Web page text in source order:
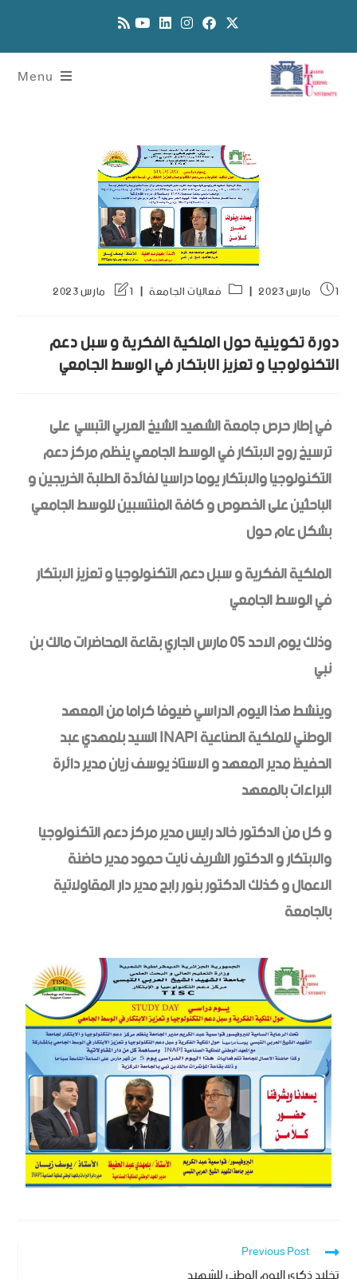
Menu
1 مارس 2023 فعاليات الجامعة 1 مارس 2023
دورة تكوينية حول الملكية الفكرية و سبل دعم
التكنولوجيا و تعزيز الابتكار في الوسط الجامعي
في إطار حرص جامعة الشهيد الشيخ العربي التبسي على
ترسيخ روح الابتكار في الوسط الجامعي ينظم مركز دعم
التكنولوجيا والابتكار يوما دراسيا لفائدة الطلبة الخريجين و
الباحثين على الخصوص و كافة المنتسبين للوسط الجامعي
بشكل عام حول
الملكية الفكرية و سبل دعم التكنولوجيا و تعزيز الابتكار
في الوسط الجامعي
وذلك يوم الاحد 05 مارس الجاري بقاعة المحاضرات مالك بن
نبي
وينشط هذا اليوم الدراسي ضيوفا كراما من المعهد
الوطني للملكية الصناعية INAPI السيد بلمهدي عبد
الحفيظ مدير المعهد و الاستاذ يوسف زيان مدير دائرة
البراءات بالمعهد
و كل من الدكتور خالد رايس مدير مركز دعم التكنولوجيا
والابتكار و الدكتور الشريف نايت حمود مدير حاضنة
الاعمال و كذلك الدكتور بنور رابح مدير دار المقاولاتية
بالجامعة
Previous Post